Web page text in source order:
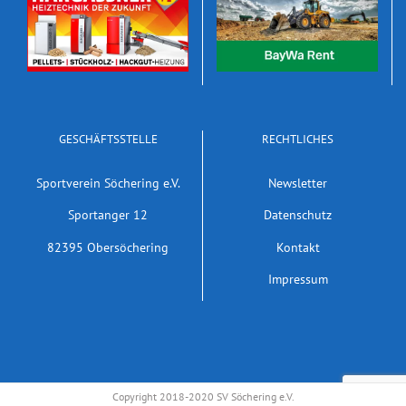
GESCHÄFTSSTELLE
Sportverein Söchering e.V.
Sportanger 12
82395 Obersöchering
RECHTLICHES
Newsletter
Datenschutz
Kontakt
Impressum
Copyright 2018-2020 SV Söchering e.V.